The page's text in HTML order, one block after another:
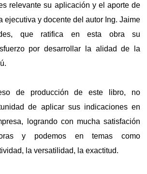
relevante su aplicación y el aporte de
ejecutiva y docente del autor Ing. Jaime
que ratifica en esta obra su
por desarrollar la alidad de la
de producción de este libro, no
de aplicar sus indicaciones en
logrando con mucha satisfación
y podemos en temas como
la versatilidad, la exactitud.